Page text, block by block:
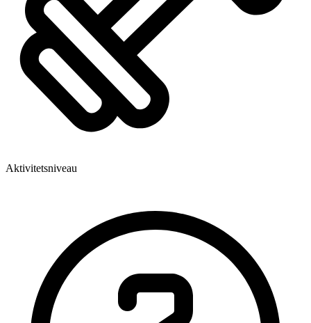
Aktivitetsniveau